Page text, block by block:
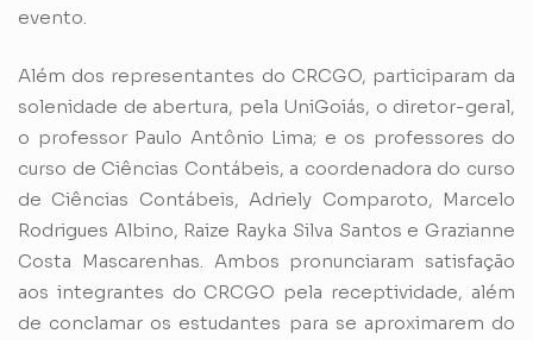
evento.
Além dos representantes do CRCGO, participaram da
solenidade de abertura, pela UniGoiás, o diretor-geral,
o professor Paulo Antônio Lima; e os professores do
curso de Ciências Contábeis, a coordenadora do curso
de Ciências Contábeis, Adriely Comparoto, Marcelo
Rodrigues Albino, Raize Rayka Silva Santos e Grazianne
Costa Mascarenhas. Ambos pronunciaram satisfação
aos integrantes do CRCGO pela receptividade, além
de conclamar os estudantes para se aproximarem do